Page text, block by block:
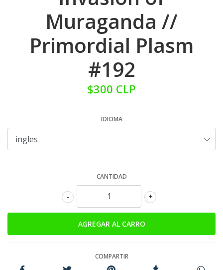
Muraganda //
Primordial Plasm
#192
$300 CLP
IDIOMA
CANTIDAD
+
-
COMPARTIR